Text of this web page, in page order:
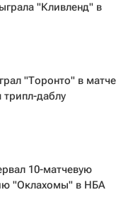
"Кливленд" в
"Торонто" в матче
даблу
10-матчевую
"Оклахомы" в НБА